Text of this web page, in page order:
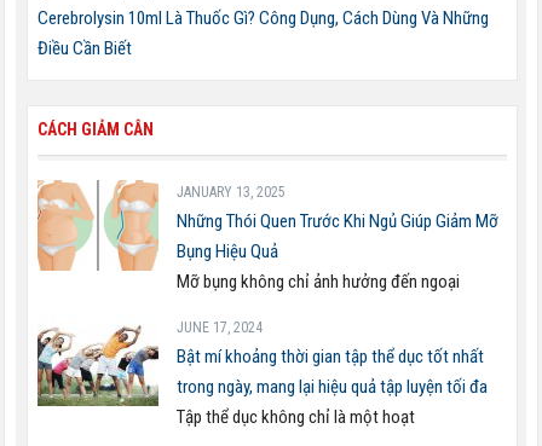
Cerebrolysin 10ml Là Thuốc Gì? Công Dụng, Cách Dùng Và Những
Điều Cần Biết
CÁCH GIẢM CÂN
JANUARY 13, 2025
Những Thói Quen Trước Khi Ngủ Giúp Giảm Mỡ
Bụng Hiệu Quả
Mỡ bụng không chỉ ảnh hưởng đến ngoại
JUNE 17, 2024
Bật mí khoảng thời gian tập thể dục tốt nhất
trong ngày, mang lại hiệu quả tập luyện tối đa
Tập thể dục không chỉ là một hoạt